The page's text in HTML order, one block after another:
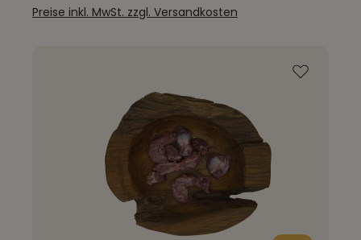
Preise inkl. MwSt. zzgl. Versandkosten